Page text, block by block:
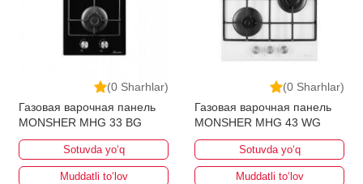
(0 Sharhlar)
Газовая варочная панель
MONSHER MHG 33 BG
Sotuvda yo‘q
Muddatli to‘lov
(0 Sharhlar)
Газовая варочная панель
MONSHER MHG 43 WG
Sotuvda yo‘q
Muddatli to‘lov